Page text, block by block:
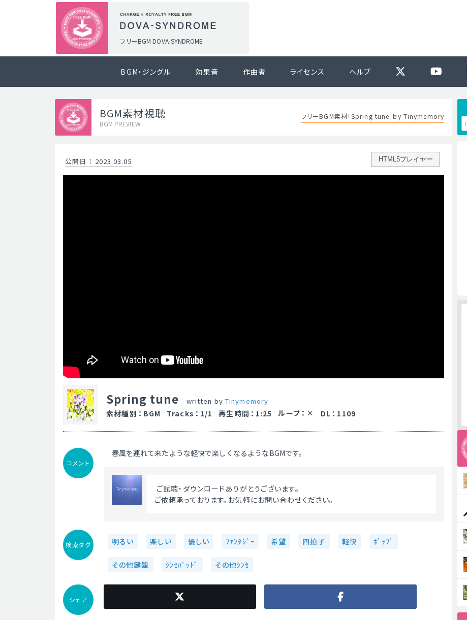
フリーBGM DOVA-SYNDROME
BGM・ジングル 効果音 作曲者 ライセンス ヘルプ
BGM素材視聴
BGM PREVIEW
フリーBGM素材「Spring tune」by Tinymemory
公開日 ： 2023.03.05 HTML5プレイヤー
Spring tune written by Tinymemory
素材種別 ： BGM Tracks ： 1/1 再生時間 ： 1:25 ループ ： DL ： 1109
コメント
春風を連れて来たような軽快で楽しくなるようなBGMです。
ご試聴・ダウンロードありがとうございます。
ご依頼承っております。お気軽にお問い合わせください。
検索タグ 明るい 楽しい 優しい ﾌｧﾝﾀｼﾞｰ 希望 四拍子 軽快 ﾎﾟｯﾌﾟ
その他鍵盤 ｼﾝｾﾊﾟｯﾄﾞ その他ｼﾝｾ
シェア